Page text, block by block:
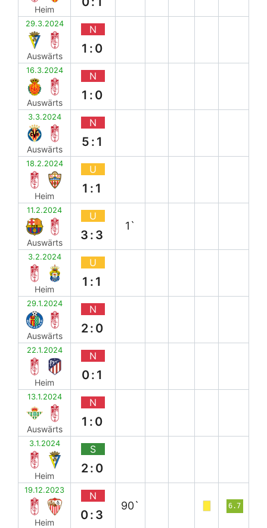
Heim
29.3.2024
Auswärts
N
1:0
16.3.2024
Auswärts
N
1:0
3.3.2024
Auswärts
N
5:1
18.2.2024
Heim
U
1:1
11.2.2024
Auswärts
U
3:3
1`
3.2.2024
Heim
U
1:1
29.1.2024
Auswärts
N
2:0
22.1.2024
Heim
N
0:1
13.1.2024
Auswärts
N
1:0
3.1.2024
Heim
S
2:0
19.12.2023
Heim
N
0:3
90` 6.7